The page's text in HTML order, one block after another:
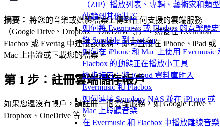
（ZIP）播放列表、專輯、藝術家和類
傳輸到其他裝置
如何將 Evermusic 或 Flacbox 的音樂歷
錄 Scrobble 到 Last.fm
如何在 iPhone 和 Mac 上使用 Evermusic
Flacbox 的動態正在播放小工具
逐步指南：將 iCloud 資料庫匯入
Evermusic 和 Flacbox
如何連接 Synology NAS 並在 iPhone 或
Mac 上聆聽音樂
在 Evermusic 和 Flacbox 中播放離線音
摘要： 將您的音樂或媒體檔案上傳到任何支援的雲端服務
（Google Drive、Dropbox、OneDrive 等），然後在 Evermusic
Flacbox 或 Evertag 中連接該服務，即可直接在 iPhone、iPad 或
Mac 上串流或下載您的檔案。
第 1 步：註冊雲端儲存帳戶
如果您還沒有帳戶，請註冊一個雲端服務，如 Google Drive、
Dropbox、OneDrive 等。